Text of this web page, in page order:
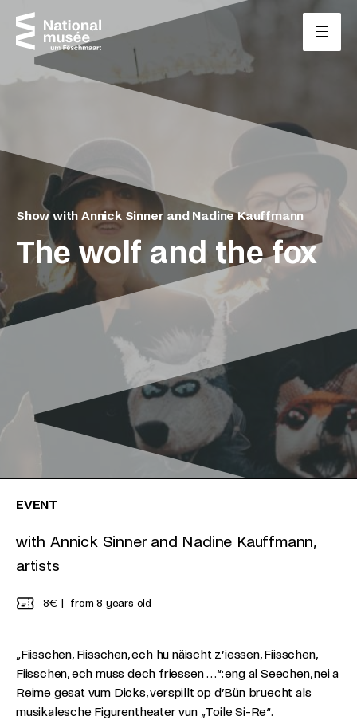
Skip to content
The wolf and the fox
Show with Annick Sinner and Nadine Kauffmann
EVENT
with Annick Sinner and Nadine Kauffmann,
artists
8€ from 8 years old
„Fiisschen, Fiisschen, ech hu näischt z’iessen, Fiisschen,
Fiisschen, ech muss dech friessen …“: eng al Seechen, nei a
Reime gesat vum Dicks, verspillt op d’Bün bruecht als
musikalesche Figurentheater vun „Toile Si-Re“.
Cookies management panel